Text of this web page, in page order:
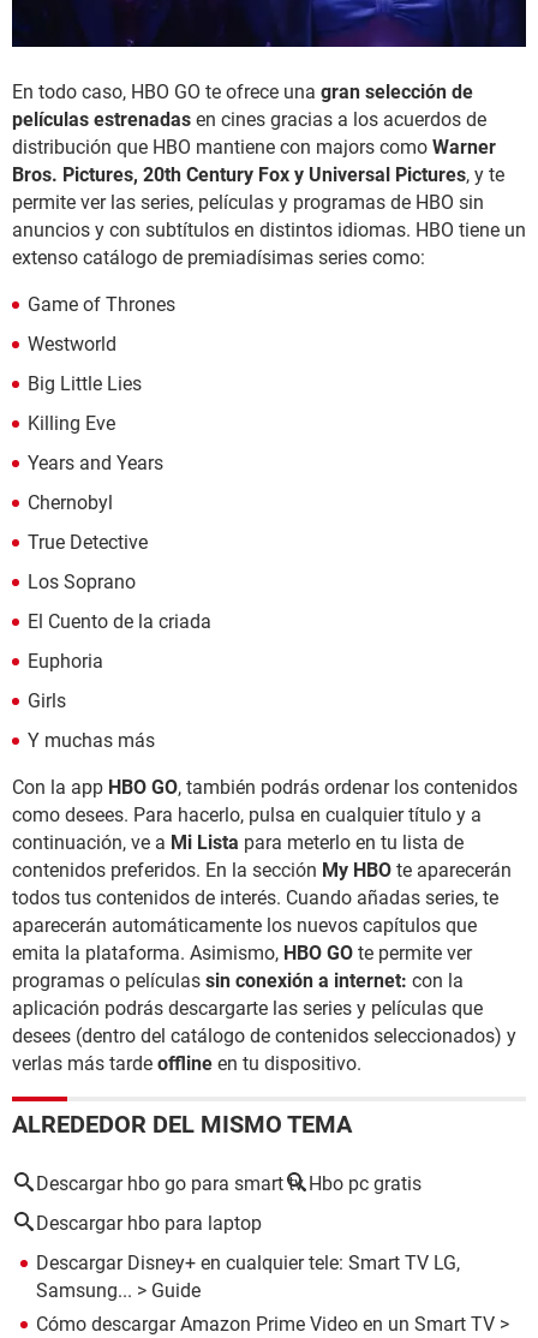
En todo caso, HBO GO te ofrece una gran selección de
películas estrenadas en cines gracias a los acuerdos de
distribución que HBO mantiene con majors como Warner
Bros. Pictures, 20th Century Fox y Universal Pictures, y te
permite ver las series, películas y programas de HBO sin
anuncios y con subtítulos en distintos idiomas. HBO tiene un
extenso catálogo de premiadísimas series como:
Game of Thrones
Westworld
Big Little Lies
Killing Eve
Years and Years
Chernobyl
True Detective
Los Soprano
El Cuento de la criada
Euphoria
Girls
Y muchas más
Con la app HBO GO, también podrás ordenar los contenidos
como desees. Para hacerlo, pulsa en cualquier título y a
continuación, ve a Mi Lista para meterlo en tu lista de
contenidos preferidos. En la sección My HBO te aparecerán
todos tus contenidos de interés. Cuando añadas series, te
aparecerán automáticamente los nuevos capítulos que
emita la plataforma. Asimismo, HBO GO te permite ver
programas o películas sin conexión a internet: con la
aplicación podrás descargarte las series y películas que
desees (dentro del catálogo de contenidos seleccionados) y
verlas más tarde offline en tu dispositivo.
ALREDEDOR DEL MISMO TEMA
Descargar hbo go para smart tv Hbo pc gratis
Descargar hbo para laptop
Descargar Disney+ en cualquier tele: Smart TV LG,
Samsung... > Guide
Cómo descargar Amazon Prime Video en un Smart TV >